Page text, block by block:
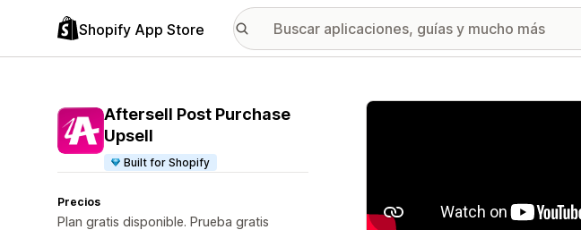
Shopify App Store
Aftersell Post Purchase
Upsell
Built for Shopify
Precios
Plan gratis disponible. Prueba gratis
Galería de imágenes destacadas